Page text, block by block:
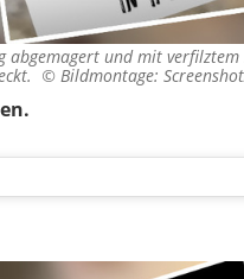
abgemagert und mit
© Bildmontage: